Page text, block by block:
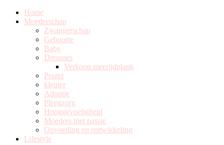
Home
Moederschap
Zwangerschap
Geboorte
Baby
Dreumes
Verkoop meerijdplank
Peuter
kleuter
Adoptie
Pleegzorg
Hooggevoeligheid
Moeders met passie
Opvoeding en ontwikkeling
Lifestyle